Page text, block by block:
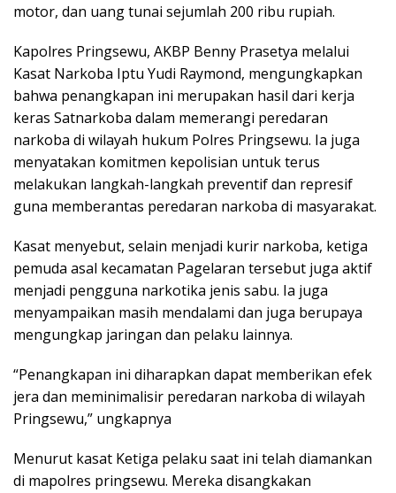
motor, dan uang tunai sejumlah 200 ribu rupiah.
Kapolres Pringsewu, AKBP Benny Prasetya melalui
Kasat Narkoba Iptu Yudi Raymond, mengungkapkan
bahwa penangkapan ini merupakan hasil dari kerja
keras Satnarkoba dalam memerangi peredaran
narkoba di wilayah hukum Polres Pringsewu. Ia juga
menyatakan komitmen kepolisian untuk terus
melakukan langkah-langkah preventif dan represif
guna memberantas peredaran narkoba di masyarakat.
Kasat menyebut, selain menjadi kurir narkoba, ketiga
pemuda asal kecamatan Pagelaran tersebut juga aktif
menjadi pengguna narkotika jenis sabu. Ia juga
menyampaikan masih mendalami dan juga berupaya
mengungkap jaringan dan pelaku lainnya.
“Penangkapan ini diharapkan dapat memberikan efek
jera dan meminimalisir peredaran narkoba di wilayah
Pringsewu,” ungkapnya
Menurut kasat Ketiga pelaku saat ini telah diamankan
di mapolres pringsewu. Mereka disangkakan